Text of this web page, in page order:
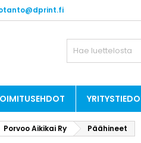
Porvoo Aikikai Ry Päähineet